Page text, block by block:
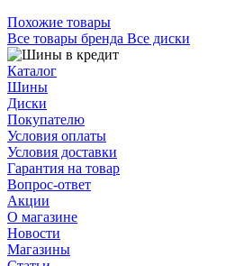
Похожие товары
Все товары бренда Все диски
Каталог
Шины
Диски
Покупателю
Условия оплаты
Условия доставки
Гарантия на товар
Вопрос-ответ
Акции
О магазине
Новости
Магазины